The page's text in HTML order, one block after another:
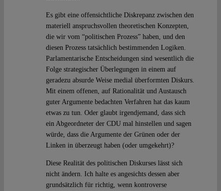
Es gibt eine offensichtliche Diskrepanz zwischen den
materiell anspruchsvollen theoretischen Konzepten,
die wir vom “politischen Prozess” haben, und den
diesen Prozess tatsächlich bestimmenden Logiken.
Parlamentarische Entscheidungen sind wesentlich die
Folge strategischer Überlegungen in einem auf
geradezu absurde Weise medial überformten Diskurs.
Mit einem offenen, auf Rationalität und Austausch
guter Argumente bedachten Verfahren hat das kaum
etwas zu tun. Oder glaubt irgendjemand, dass sich
ein Abgeordneter der CDU mal hinstellen und sagen
würde, dass die Argumente der Grünen oder der
Linken in überzeugt haben (oder umgekehrt)?
Diese Realität des politischen Diskurses lässt sich
nicht ändern. Ich halte es angesichts dessen aber
grundsätzlich für richtig, wenn kontroverse